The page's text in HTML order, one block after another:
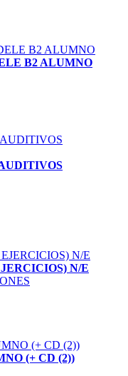
B2 ALUMNO
N/E
(+ CD (2))